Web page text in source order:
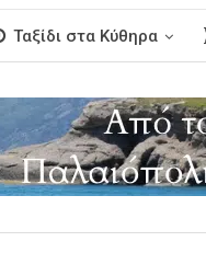
Ταξίδι στα Κύθηρα